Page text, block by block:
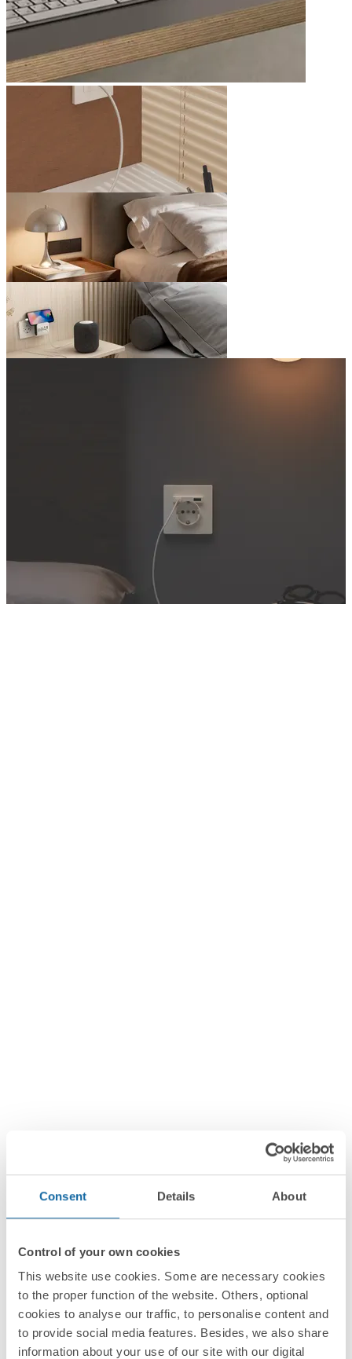
Consent Details About
Control of your own cookies
This website use cookies. Some are necessary cookies
to the proper function of the website. Others, optional
cookies to analyse our traffic, to personalise content and
to provide social media features. Besides, we also share
information about your use of our site with our digital